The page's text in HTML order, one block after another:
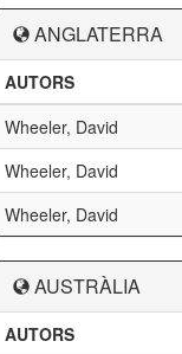
ANGLATERRA
AUTORS
Wheeler, David
Wheeler, David
Wheeler, David
AUSTRÀLIA
AUTORS